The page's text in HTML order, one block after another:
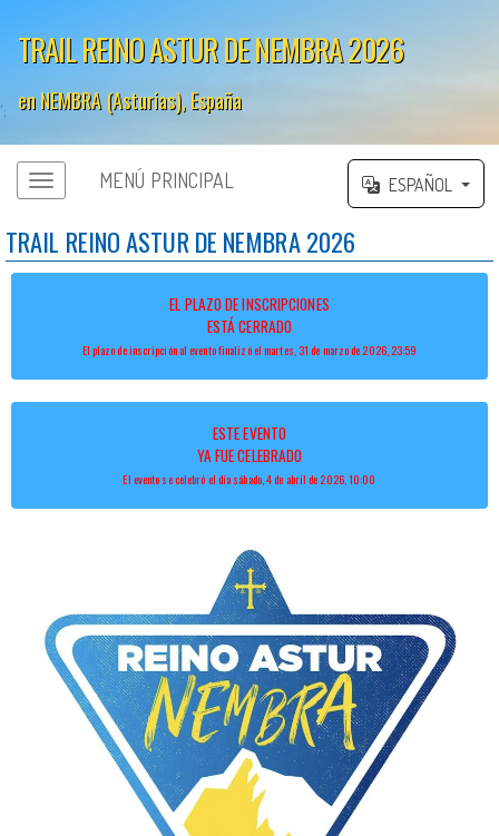
TRAIL REINO ASTUR DE NEMBRA 2026
en NEMBRA (Asturias), España
';
MENÚ PRINCIPAL ESPAÑOL
TRAIL REINO ASTUR DE NEMBRA 2026
EL PLAZO DE INSCRIPCIONES
ESTÁ CERRADO
El plazo de inscripción al evento finalizó el martes, 31 de marzo de 2026, 23:59
ESTE EVENTO
YA FUE CELEBRADO
El evento se celebró el día sábado, 4 de abril de 2026, 10:00